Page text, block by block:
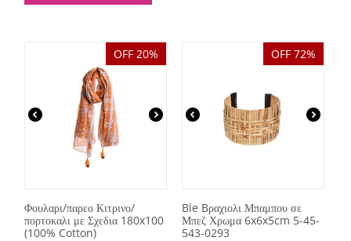
OFF 20%
Φουλαρι/παρεο Κιτρινο/
πορτοκαλι με Σχεδια 180x100
(100% Cotton)
OFF 72%
Ble Bραχιολι Μπαμπου σε
Μπεζ Χρωμα 6x6x5cm 5-45-
543-0293